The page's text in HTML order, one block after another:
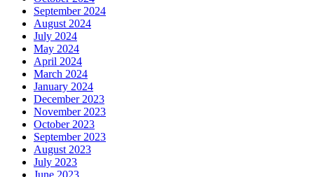
September 2024
August 2024
July 2024
May 2024
April 2024
March 2024
January 2024
December 2023
November 2023
October 2023
September 2023
August 2023
July 2023
June 2023